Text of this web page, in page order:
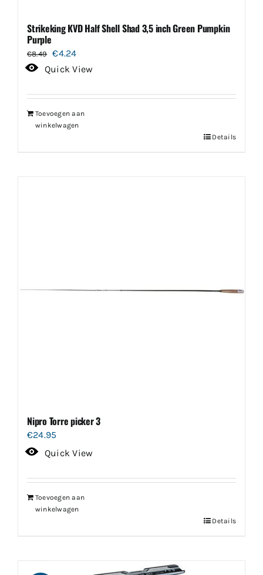
Strikeking KVD Half Shell Shad 3,5 inch Green Pumpkin
Purple
€8.49 Oorspronkelijke
prijs
€8.49.
€4.24Huidige
prijs
€4.24.
Quick View
Toevoegen aan
winkelwagen
Details
Nipro Torre picker 3
€24.95
Quick View
Toevoegen aan
winkelwagen
Details